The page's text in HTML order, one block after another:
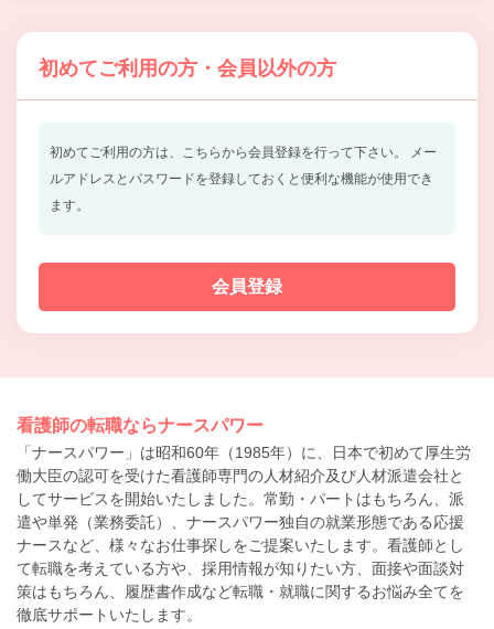
初めてご利用の方・会員以外の方
初めてご利用の方は、こちらから会員登録を行って下さい。
メー
ルアドレスとパスワードを登録しておくと便利な機能が使用でき
ます。
会員登録
看護師の転職ならナースパワー
「ナースパワー」は昭和60年（1985年）に、日本で初めて厚生労
働大臣の認可を受けた看護師専門の人材紹介及び人材派遣会社と
してサービスを開始いたしました。常勤・パートはもちろん、派
遣や単発（業務委託）、ナースパワー独自の就業形態である応援
ナースなど、様々なお仕事探しをご提案いたします。看護師とし
て転職を考えている方や、採用情報が知りたい方、面接や面談対
策はもちろん、履歴書作成など転職・就職に関するお悩み全てを
徹底サポートいたします。